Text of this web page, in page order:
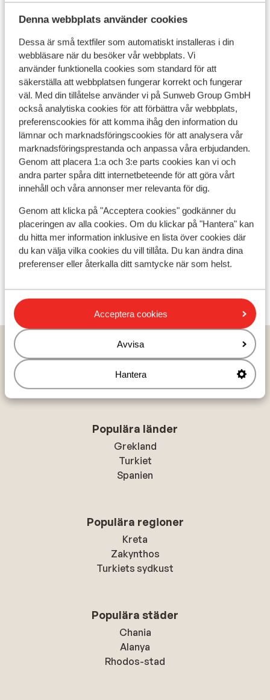
Denna webbplats använder cookies
Dessa är små textfiler som automatiskt installeras i din
webbläsare när du besöker vår webbplats. Vi
använder funktionella cookies som standard för att
säkerställa att webbplatsen fungerar korrekt och fungerar
väl. Med din tillåtelse använder vi på Sunweb Group GmbH
också analytiska cookies för att förbättra vår webbplats,
preferenscookies för att komma ihåg den information du
lämnar och marknadsföringscookies för att analysera vår
marknadsföringsprestanda och anpassa våra erbjudanden.
Genom att placera 1:a och 3:e parts cookies kan vi och
andra parter spåra ditt internetbeteende för att göra vårt
innehåll och våra annonser mer relevanta för dig.
Genom att klicka på "Acceptera cookies" godkänner du
placeringen av alla cookies. Om du klickar på "Hantera" kan
du hitta mer information inklusive en lista över cookies där
du kan välja vilka cookies du vill tillåta. Du kan ändra dina
preferenser eller återkalla ditt samtycke när som helst.
Acceptera cookies
Avvisa
Hantera
vintern 2017/2018. Vill du tävla mot dina medresenärer
finns här också flera idrottsanläggningar. På Hotel
Osmine har du även möjlighet att hyra cyklar för att
utforska den vackra naturen eller cykla den korta
sträckan till den Slanos pittoreska centrum. Vill du
krydda semestern med lite extra avslappning, har
hotellet ett spa där du har möjlighet att boka massage
och skönhetsbehandlingar (kostar extra). Din vistelse
på Hotel Osmine är med all inclusive där både mat och
dryck ingår i priset. Sunweb rekommenderar Hotel
Osmine speciellt för familjer som söker en billig all
inclusive-semester i lugna och vackra omgivningar.
Flygresan
Vad våra gäster tycker
Det här är 100 % äkta kundrecensioner som verkligen
speglar deras upplevelser av vår produkt.
Mer om recensioner
Visa alla 0 omdömen
Hem Kroatien
Slano
Hotel Osmine
Populära länder
Grekland
Turkiet
Spanien
Populära regioner
Kreta
Zakynthos
Turkiets sydkust
Populära städer
Chania
Alanya
Rhodos-stad